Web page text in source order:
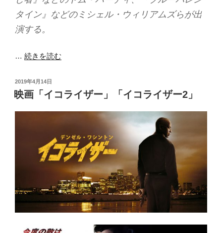
タイン』などのミシェル・ウィリアムズらが出
演する。
… 続きを読む
投
稿
日:
2019年4月14日
映画「イコライザー」「イコライザー2」